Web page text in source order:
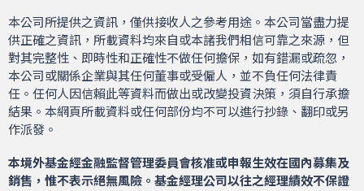
本公司所提供之資訊，僅供接收人之參考用途。本公司當盡力提
供正確之資訊，所載資料均來自或本諸我們相信可靠之來源，但
對其完整性、即時性和正確性不做任何擔保，如有錯漏或疏忽，
本公司或關係企業與其任何董事或受僱人，並不負任何法律責
任。任何人因信賴此等資料而做出或改變投資決策，須自行承擔
結果。本網頁所載資料或任何部份均不可以進行抄錄、翻印或另
作派發。
本境外基金經金融監督管理委員會核准或申報生效在國內募集及
銷售，惟不表示絕無風險。基金經理公司以往之經理績效不保證